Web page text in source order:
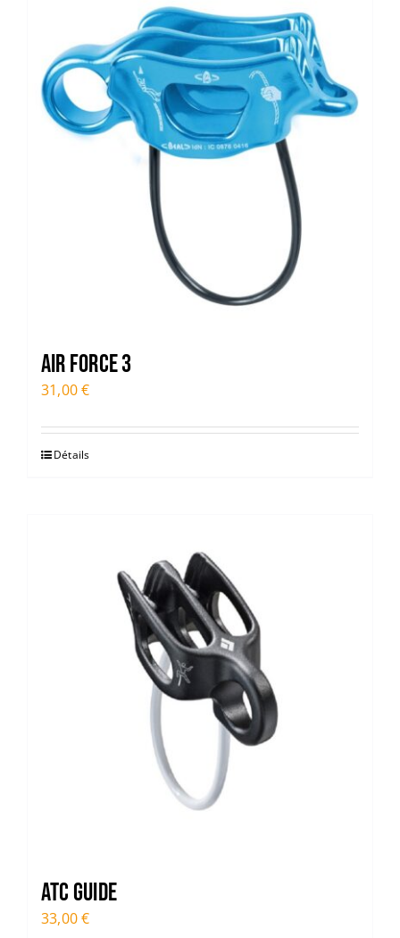
Air Force 3
31,00€
Détails
ATC Guide
33,00€